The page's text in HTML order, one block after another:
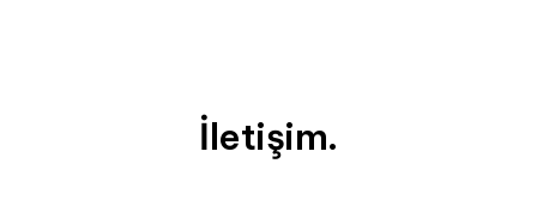
İletişim.